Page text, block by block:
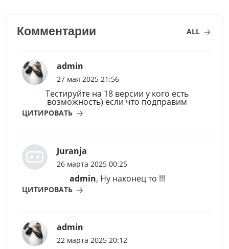
Комментарии ALL
admin
27 мая 2025 21:56
Тестируйте на 18 версии у кого есть
возможность) если что подправим
ЦИТИРОВАТЬ
Juranja
26 марта 2025 00:25
admin, Ну наконец то !!!
ЦИТИРОВАТЬ
admin
22 марта 2025 20:12